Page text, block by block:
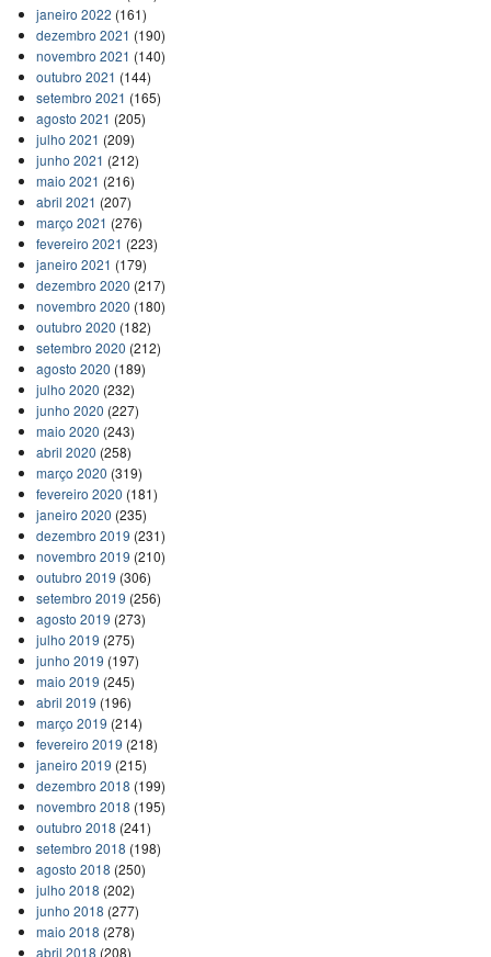
janeiro 2022 (161)
dezembro 2021 (190)
novembro 2021 (140)
outubro 2021 (144)
setembro 2021 (165)
agosto 2021 (205)
julho 2021 (209)
junho 2021 (212)
maio 2021 (216)
abril 2021 (207)
março 2021 (276)
fevereiro 2021 (223)
janeiro 2021 (179)
dezembro 2020 (217)
novembro 2020 (180)
outubro 2020 (182)
setembro 2020 (212)
agosto 2020 (189)
julho 2020 (232)
junho 2020 (227)
maio 2020 (243)
abril 2020 (258)
março 2020 (319)
fevereiro 2020 (181)
janeiro 2020 (235)
dezembro 2019 (231)
novembro 2019 (210)
outubro 2019 (306)
setembro 2019 (256)
agosto 2019 (273)
julho 2019 (275)
junho 2019 (197)
maio 2019 (245)
abril 2019 (196)
março 2019 (214)
fevereiro 2019 (218)
janeiro 2019 (215)
dezembro 2018 (199)
novembro 2018 (195)
outubro 2018 (241)
setembro 2018 (198)
agosto 2018 (250)
julho 2018 (202)
junho 2018 (277)
maio 2018 (278)
abril 2018 (208)